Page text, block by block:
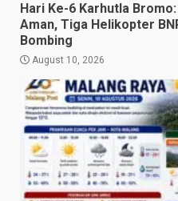
Hari Ke-6 Karhutla
Aman, Tiga Helikopter
Bombing
August 10, 2026